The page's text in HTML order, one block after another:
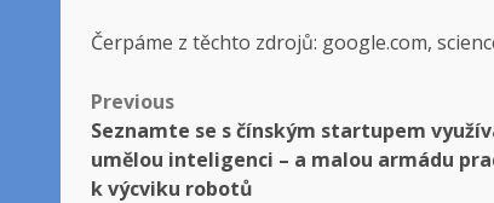
Čerpáme z těchto zdrojů: google.com,
Post
navigation
Previous
Seznamte se s čínským startupem
umělou inteligenci – a malou armádu
k výcviku robotů